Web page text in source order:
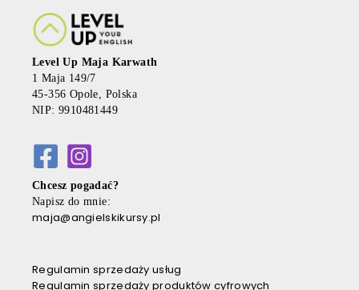
Level Up Maja Karwath
1 Maja 149/7
45-356 Opole, Polska
NIP: 9910481449
Chcesz pogadać?
Napisz do mnie:
maja@angielskikursy.pl
Regulamin sprzedaży usług
Regulamin sprzedaży produktów cyfrowych